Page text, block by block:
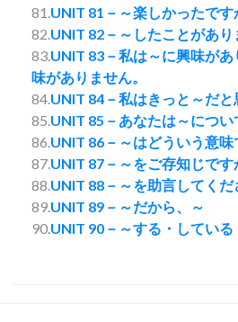
81.UNIT 81－～楽しかったです
82.UNIT 82－～したことがあり
83.UNIT 83－私は～に興味が
味がありません。
84.UNIT 84－私はきっと～だと
85.UNIT 85－あなたは～につい
86.UNIT 86－～はどういう意味
87.UNIT 87－～をご存知じです
88.UNIT 88－～を助言してくだ
89.UNIT 89－～だから、～
90.UNIT 90－～する・している